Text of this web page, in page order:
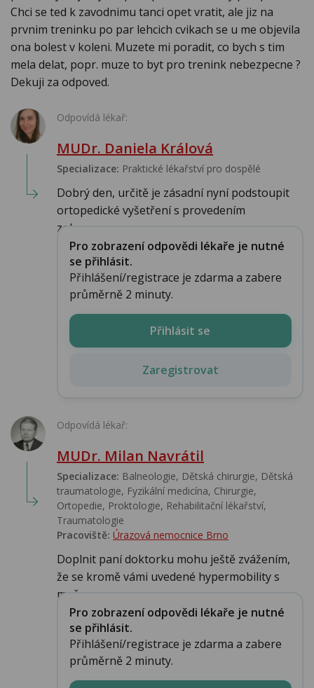
Chci se ted k zavodnimu tanci opet vratit, ale jiz na
prvnim treninku po par lehcich cvikach se u me objevila
ona bolest v koleni. Muzete mi poradit, co bych s tim
mela delat, popr. muze to byt pro trenink nebezpecne ?
Dekuji za odpoved.
Odpovídá lékař:
MUDr. Daniela Králová
Specializace: Praktické lékařství pro dospělé
Dobrý den, určitě je zásadní nyní podstoupit
ortopedické vyšetření s provedením
zobrazova...
Pro zobrazení odpovědi lékaře je nutné
se přihlásit.
Přihlášení/registrace je zdarma a zabere
průměrně 2 minuty.
Přihlásit se
Zaregistrovat
Odpovídá lékař:
MUDr. Milan Navrátil
Specializace: Balneologie, Dětská chirurgie, Dětská
traumatologie, Fyzikální medicína, Chirurgie,
Ortopedie, Proktologie, Rehabilitační lékařství‎,
Traumatologie
Pracoviště: Úrazová nemocnice Brno
Doplnit paní doktorku mohu ještě zvážením,
že se kromě vámi uvedené hypermobility s
možn...
Pro zobrazení odpovědi lékaře je nutné
se přihlásit.
Přihlášení/registrace je zdarma a zabere
průměrně 2 minuty.